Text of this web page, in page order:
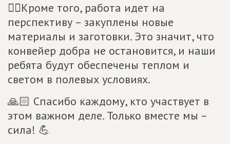
👍🏼Кроме того, работа идет на
перспективу – закуплены новые
материалы и заготовки. Это значит, что
конвейер добра не остановится, и наши
ребята будут обеспечены теплом и
светом в полевых условиях.
🙏🏻 Спасибо каждому, кто участвует в
этом важном деле. Только вместе мы –
сила! 💪